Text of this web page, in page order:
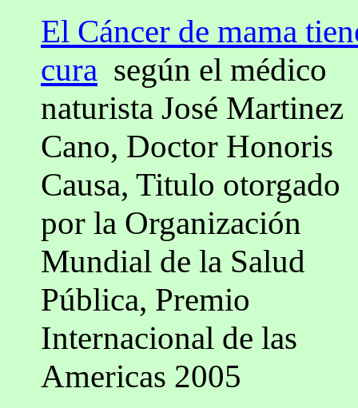
El Cáncer de mama
cura según el médico
naturista José Martinez
Cano, Doctor Honoris
Causa, Titulo otorgado
por la Organización
Mundial de la Salud
Pública, Premio
Internacional de las
Americas 2005